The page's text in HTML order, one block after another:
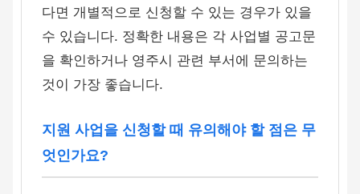
다면 개별적으로 신청할 수 있는 경우가 있을
수 있습니다. 정확한 내용은 각 사업별 공고문
을 확인하거나 영주시 관련 부서에 문의하는
것이 가장 좋습니다.
지원 사업을 신청할 때 유의해야 할 점은 무
엇인가요?